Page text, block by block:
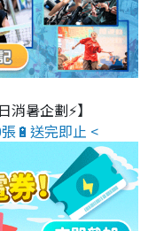
消暑企劃⚡】
🔋送完即止 <